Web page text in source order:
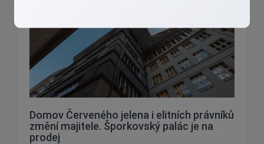
Domov Červeného jelena i elitních právníků
změní majitele. Šporkovský palác je na
prodej